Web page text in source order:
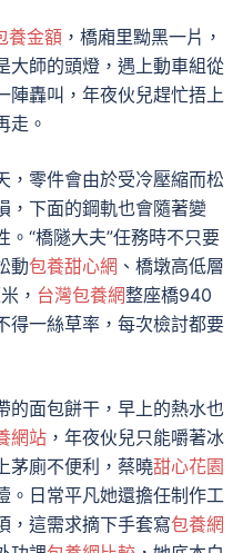
養金額 ，橋廂里黝黑一片，
大師的頭燈，遇上動車組從
陣轟叫，年夜伙兒趕忙捂上
走。
，零件會由於受冷壓縮而松
，下面的鋼軌也會隨著變
“橋隧大夫”任務時不只要
動包養甜心網 、橋墩高低層
， 台灣包養網整座橋940
得一絲草率，每次檢討都要
的面包餅干，早上的熱水也
網站 ，年夜伙兒只能嚼著冰
茅廁不便利，蔡曉甜心花園
。日常平凡她還擔任制作工
，這需求摘下手套寫包養網